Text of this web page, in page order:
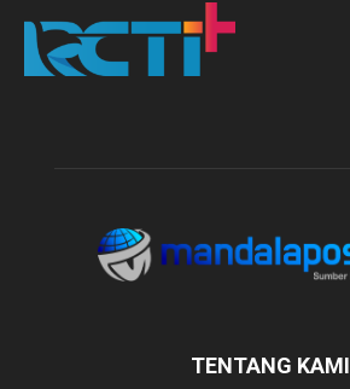
TENTANG KAMI